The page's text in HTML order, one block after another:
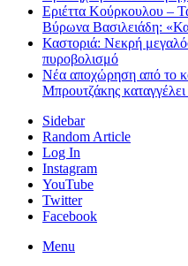
Εριέττα Κούρκουλου –
Βύρωνα Βασιλειάδη:
Καστοριά: Νεκρή
πυροβολισμό
Νέα αποχώρηση από το
Μπρουτζάκης
Sidebar
Random Article
Log In
Instagram
YouTube
Twitter
Facebook
Menu